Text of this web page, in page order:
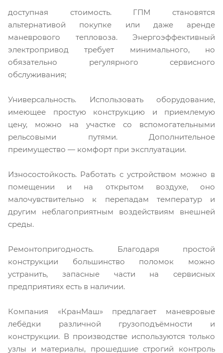
доступная стоимость. ГПМ становятся
альтернативой покупке или даже аренде
маневрового тепловоза. Энергоэффективный
электропривод требует минимального, но
обязательно регулярного сервисного
обслуживания;
Универсальность. Использовать оборудование,
имеющее простую конструкцию и приемлемую
цену, можно на участке со вспомогательными
рельсовыми путями. Дополнительное
преимущество — комфорт при эксплуатации.
Износостойкость. Работать с устройством можно в
помещении и на открытом воздухе, оно
малочувствительно к перепадам температур и
другим неблагоприятным воздействиям внешней
среды.
Ремонтопригодность. Благодаря простой
конструкции большинство поломок можно
устранить, запасные части на сервисных
предприятиях есть в наличии.
Компания «КранМаш» предлагает маневровые
лебёдки различной грузоподъёмности и
конструкции. В производстве используются только
узлы и материалы, прошедшие строгий контроль